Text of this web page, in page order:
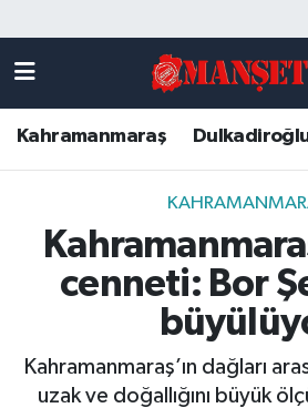
Kahramanmaraş
cenneti: Bor
Kahramanmaraş’ın dağları
uzak ve doğallığını büyük
DULKADİROĞLU
KAHRAMANMARAŞ
ONİKİŞUBAT
ÖZEL HABER
Künye
Kahramanmaraş Nöbetçi
Kahramanmaraş Hava
Kahramanmaraş Trafik
Süper Lig Puan Durumu ve
Tüm Manşetler
Son Dakika Haberleri